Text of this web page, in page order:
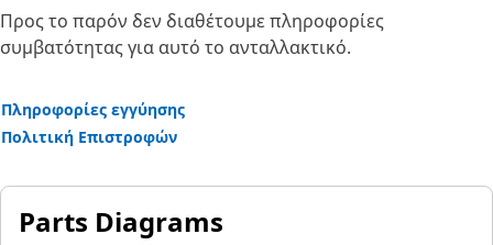
Προς το παρόν δεν διαθέτουμε πληροφορίες
συμβατότητας για αυτό το ανταλλακτικό.
Πληροφορίες εγγύησης
Πολιτική Επιστροφών
Parts Diagrams